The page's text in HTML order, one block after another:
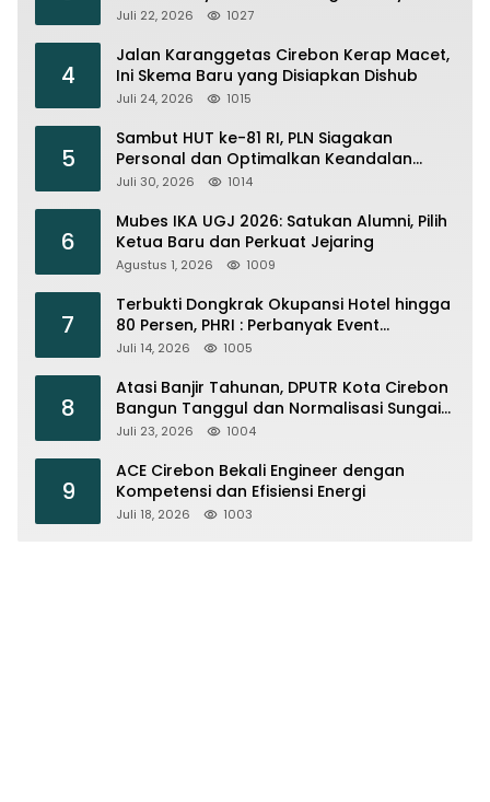
Operasional
Juli 22, 2026 1027
4
Jalan Karanggetas Cirebon Kerap Macet,
Ini Skema Baru yang Disiapkan Dishub
Juli 24, 2026 1015
5
Sambut HUT ke-81 RI, PLN Siagakan
Personal dan Optimalkan Keandalan
Instalasi Transmisi
Juli 30, 2026 1014
6
Mubes IKA UGJ 2026: Satukan Alumni, Pilih
Ketua Baru dan Perkuat Jejaring
Agustus 1, 2026 1009
7
Terbukti Dongkrak Okupansi Hotel hingga
80 Persen, PHRI : Perbanyak Event
Olahraga di Cirebon
Juli 14, 2026 1005
8
Atasi Banjir Tahunan, DPUTR Kota Cirebon
Bangun Tanggul dan Normalisasi Sungai
Kijing
Juli 23, 2026 1004
9
ACE Cirebon Bekali Engineer dengan
Kompetensi dan Efisiensi Energi
Juli 18, 2026 1003